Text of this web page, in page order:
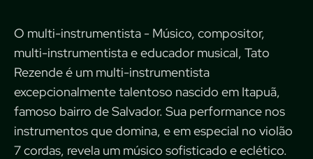
O multi-instrumentista - Músico, compositor,
multi-instrumentista e educador musical, Tato
Rezende é um multi-instrumentista
excepcionalmente talentoso nascido em Itapuã,
famoso bairro de Salvador. Sua performance nos
instrumentos que domina, e em especial no violão
7 cordas, revela um músico sofisticado e eclético.